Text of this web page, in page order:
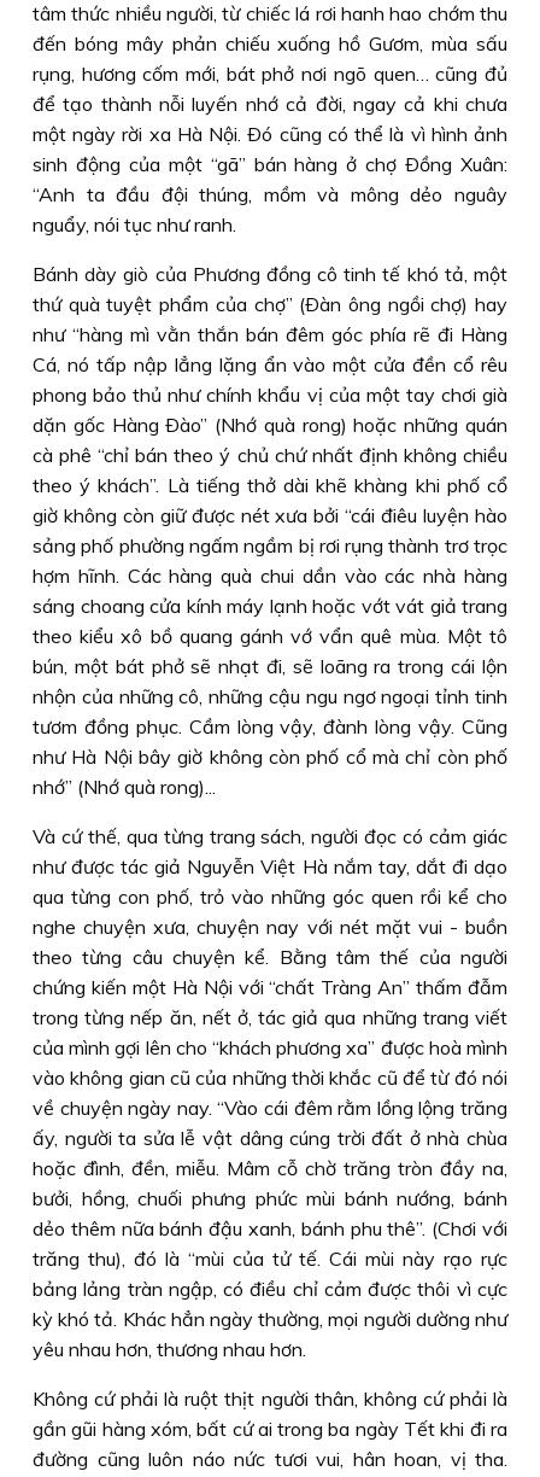
tâm thức nhiều người, từ chiếc lá rơi hanh hao chớm thu
đến bóng mây phản chiếu xuống hồ Gươm, mùa sấu
rụng, hương cốm mới, bát phở nơi ngõ quen… cũng đủ
để tạo thành nỗi luyến nhớ cả đời, ngay cả khi chưa
một ngày rời xa Hà Nội. Ðó cũng có thể là vì hình ảnh
sinh động của một “gã” bán hàng ở chợ Ðồng Xuân:
“Anh ta đầu đội thúng, mồm và mông dẻo nguây
nguẩy, nói tục như ranh.
Bánh dày giò của Phương đồng cô tinh tế khó tả, một
thứ quà tuyệt phẩm của chợ” (Ðàn ông ngồi chợ) hay
như “hàng mì vằn thắn bán đêm góc phía rẽ đi Hàng
Cá, nó tấp nập lẳng lặng ẩn vào một cửa đền cổ rêu
phong bảo thủ như chính khẩu vị của một tay chơi già
dặn gốc Hàng Ðào” (Nhớ quà rong) hoặc những quán
cà phê “chỉ bán theo ý chủ chứ nhất định không chiều
theo ý khách”. Là tiếng thở dài khẽ khàng khi phố cổ
giờ không còn giữ được nét xưa bởi “cái điêu luyện hào
sảng phố phường ngấm ngầm bị rơi rụng thành trơ trọc
hợm hĩnh. Các hàng quà chui dần vào các nhà hàng
sáng choang cửa kính máy lạnh hoặc vớt vát giả trang
theo kiểu xô bồ quang gánh vớ vẩn quê mùa. Một tô
bún, một bát phở sẽ nhạt đi, sẽ loãng ra trong cái lộn
nhộn của những cô, những cậu ngu ngơ ngoại tỉnh tinh
tươm đồng phục. Cầm lòng vậy, đành lòng vậy. Cũng
như Hà Nội bây giờ không còn phố cổ mà chỉ còn phố
nhớ” (Nhớ quà rong)...
Và cứ thế, qua từng trang sách, người đọc có cảm giác
như được tác giả Nguyễn Việt Hà nắm tay, dắt đi dạo
qua từng con phố, trỏ vào những góc quen rồi kể cho
nghe chuyện xưa, chuyện nay với nét mặt vui - buồn
theo từng câu chuyện kể. Bằng tâm thế của người
chứng kiến một Hà Nội với “chất Tràng An” thấm đẫm
trong từng nếp ăn, nết ở, tác giả qua những trang viết
của mình gợi lên cho “khách phương xa” được hoà mình
vào không gian cũ của những thời khắc cũ để từ đó nói
về chuyện ngày nay. “Vào cái đêm rằm lồng lộng trăng
ấy, người ta sửa lễ vật dâng cúng trời đất ở nhà chùa
hoặc đình, đền, miễu. Mâm cỗ chờ trăng tròn đầy na,
bưởi, hồng, chuối phưng phức mùi bánh nướng, bánh
dẻo thêm nữa bánh đậu xanh, bánh phu thê”. (Chơi với
trăng thu), đó là “mùi của tử tế. Cái mùi này rạo rực
bảng lảng tràn ngập, có điều chỉ cảm được thôi vì cực
kỳ khó tả. Khác hẳn ngày thường, mọi người dường như
yêu nhau hơn, thương nhau hơn.
Không cứ phải là ruột thịt người thân, không cứ phải là
gần gũi hàng xóm, bất cứ ai trong ba ngày Tết khi đi ra
đường cũng luôn náo nức tươi vui, hân hoan, vị tha.